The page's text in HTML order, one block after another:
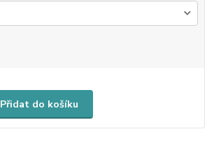
Přidat do košíku